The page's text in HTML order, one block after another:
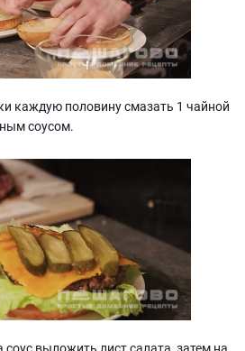
каждую половину смазать 1 чайной
соусом.